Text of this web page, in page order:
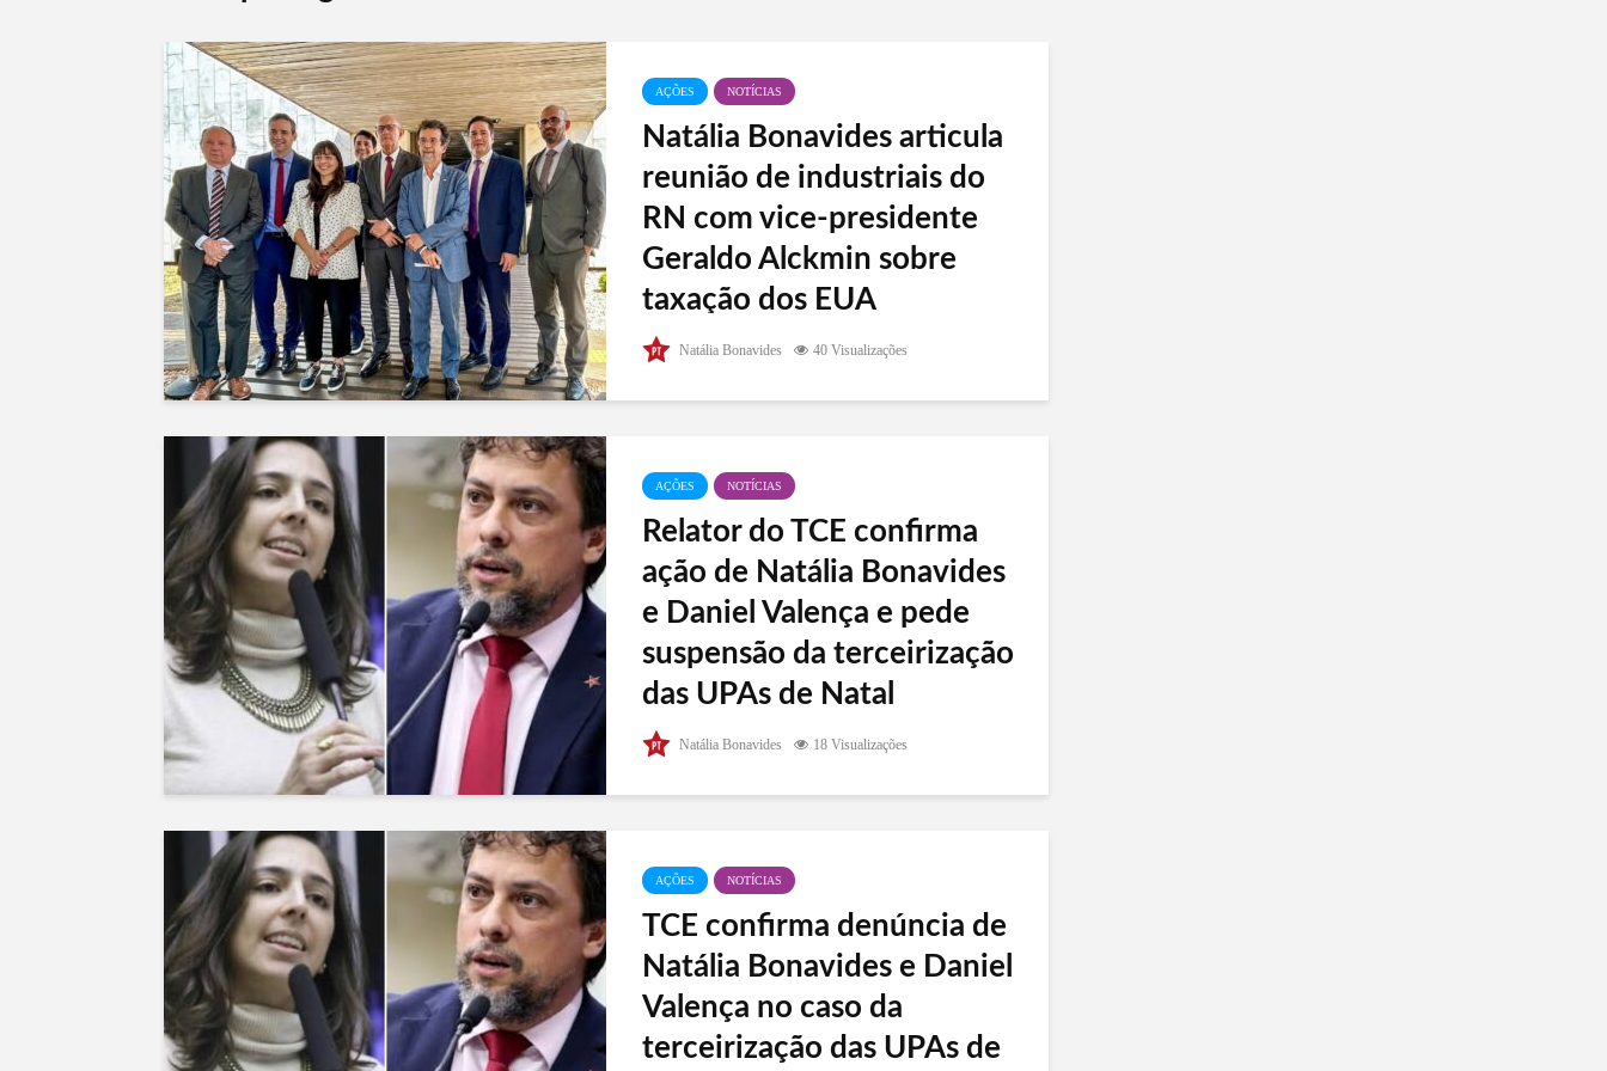
AÇÕES NOTÍCIAS
Natália Bonavides articula
reunião de industriais do
RN com vice-presidente
Geraldo Alckmin sobre
taxação dos EUA
Nesta quarta-feira (10), a deputada federal Natália
Bonavides (PT-RN) liderou uma reunião em
Natália Bonavides 40 Visualizações
AÇÕES NOTÍCIAS
Relator do TCE confirma
ação de Natália Bonavides
e Daniel Valença e pede
suspensão da terceirização
das UPAs de Natal
O conselheiro relator do processo que corre no
Tribuna de Contas do Rio Grande do Norte, sobre
Natália Bonavides 18 Visualizações
AÇÕES NOTÍCIAS
TCE confirma denúncia de
Natália Bonavides e Daniel
Valença no caso da
terceirização das UPAs de